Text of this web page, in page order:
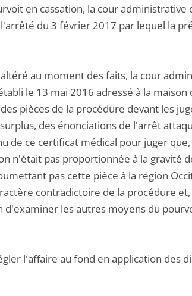
en cassation, la cour administrative
du 3 février 2017 par lequel la
au moment des faits, la cour
le 13 mai 2016 adressé à la
pièces de la procédure devant les
des énonciations de l'arrêt
de ce certificat médical pour juger
n'était pas proportionnée à la gravité
pas cette pièce à la région
contradictoire de la procédure et,
les autres moyens du
l'affaire au fond en application des